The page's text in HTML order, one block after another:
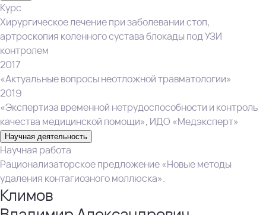
Курс
Хирургическое лечение при заболевании стоп,
артроскопия коленного сустава блокады под УЗИ
контролем
2017
«Актуальные вопросы неотложной травматологии»
2019
«Экспертиза временной нетрудоспособности и контроль
качества медицинской помощи», ИДО «Медэксперт»
Научная деятельность
Научная работа
Рационализаторское предложение «Новые методы
удаления контагиозного моллюска».
Климов